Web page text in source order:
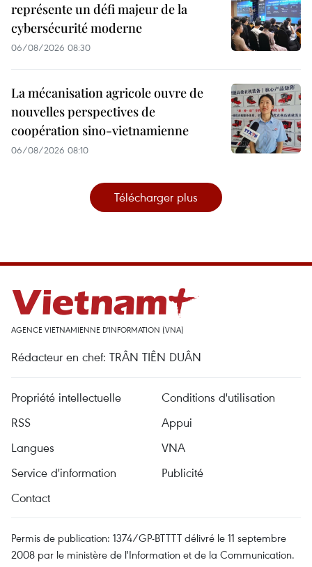
représente un défi majeur de la
cybersécurité moderne
06/08/2026 08:30
La mécanisation agricole ouvre de
nouvelles perspectives de
coopération sino-vietnamienne
06/08/2026 08:10
Télécharger plus
AGENCE VIETNAMIENNE D'INFORMATION (VNA)
Rédacteur en chef: TRÂN TIÊN DUÂN
Propriété intellectuelle
Conditions d'utilisation
RSS
Appui
Langues
VNA
Service d'information
Publicité
Contact
Permis de publication: 1374/GP-BTTTT délivré le 11 septembre
2008 par le ministère de l'Information et de la Communication.